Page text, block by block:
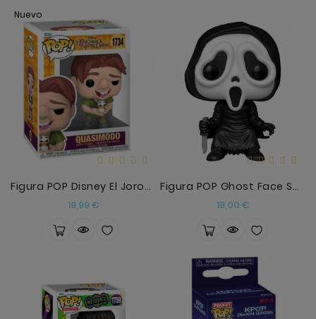
Nuevo
Figura POP Disney El Jorobado De Notre Dame Quasim
19,99 €Precio
Figura POP Ghost Face SCREAM2
18,00 €Precio